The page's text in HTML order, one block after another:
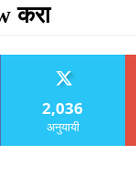
करा
2,036
अनुयायी